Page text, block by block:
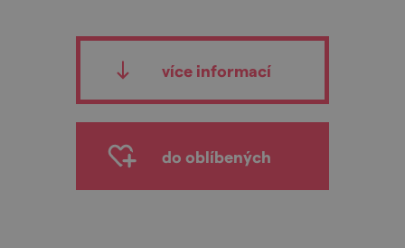
více informací
do oblíbených